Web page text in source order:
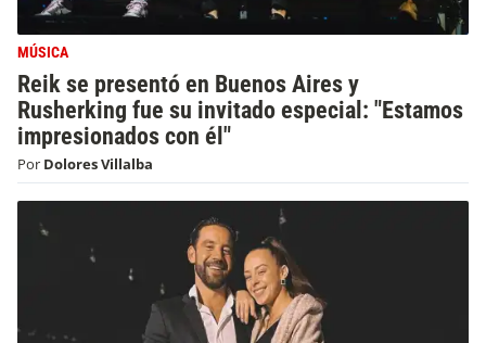
MÚSICA
Reik se presentó en Buenos Aires y
Rusherking fue su invitado especial: "Estamos
impresionados con él"
Por Dolores Villalba